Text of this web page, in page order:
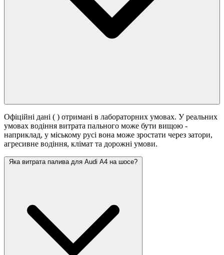
Офіційні дані ( ) отримані в лабораторних умовах. У реальних
умовах водіння витрата пального може бути вищою -
наприклад, у міському русі вона може зростати через затори,
агресивне водіння, клімат та дорожні умови.
Яка витрата палива для Audi A4 на шосе?